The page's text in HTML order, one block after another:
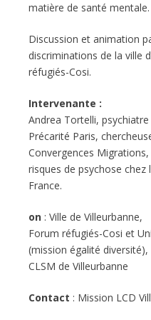
matière de santé mentale.
Discussion et animation
discriminations de la ville
réfugiés-Cosi.
Intervenante :
Andrea Tortelli,
Précarité Paris,
Convergences
risques de psychose
France.
on : Ville de Villeurbanne,
Forum réfugiés-Cosi et
(mission égalité diversité),
CLSM de Villeurbanne
Contact : Mission LCD